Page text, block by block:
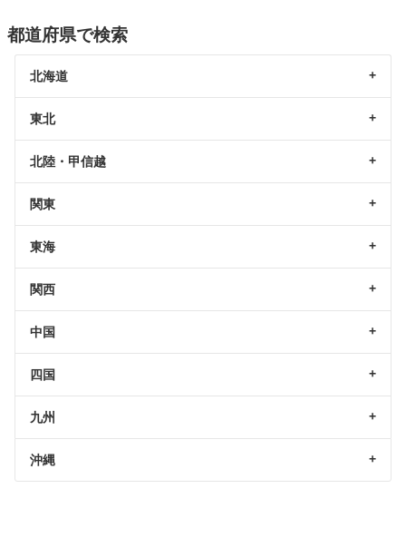
都道府県で検索
北海道
東北
北陸・甲信越
関東
東海
関西
中国
四国
九州
沖縄